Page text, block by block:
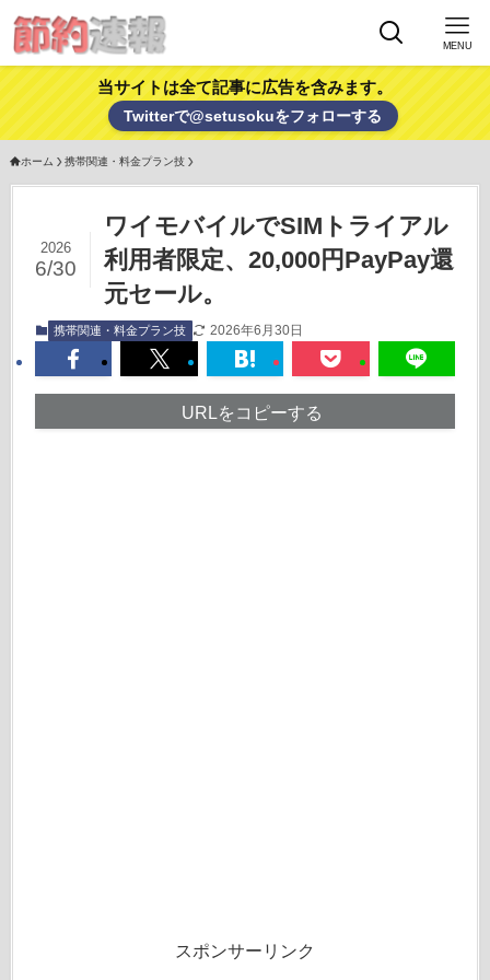
MENU
当サイトは全て記事に広告を含みます。
Twitterで@setusokuをフォローする
ホーム 携帯関連・料金プラン技
ワイモバイルでSIMトライアル
利用者限定、20,000円PayPay還
元セール。
2026
6/30
携帯関連・料金プラン技 2026年6月30日
URLをコピーする
スポンサーリンク